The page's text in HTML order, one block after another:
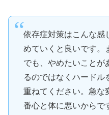
依存症対策はこんな感
めていくと良いです。
でも、やめたいことが
るのではなくハードル
重ねてください。急な
番心と体に悪いからで